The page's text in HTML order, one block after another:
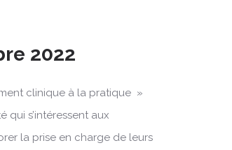
2022
clinique à la pratique »
qui s’intéressent aux
la prise en charge de leurs